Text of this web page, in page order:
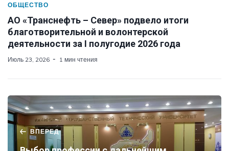
ОБЩЕСТВО
АО «Транснефть – Север» подвело итоги
благотворительной и волонтерской
деятельности за I полугодие 2026 года
Июль 23, 2026 1 мин чтения
ВПЕРЕД